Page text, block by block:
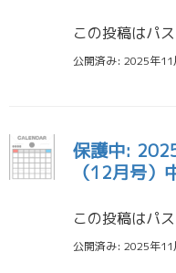
公開済み: 2025年11
保護中:
（12月号）
公開済み: 2025年11